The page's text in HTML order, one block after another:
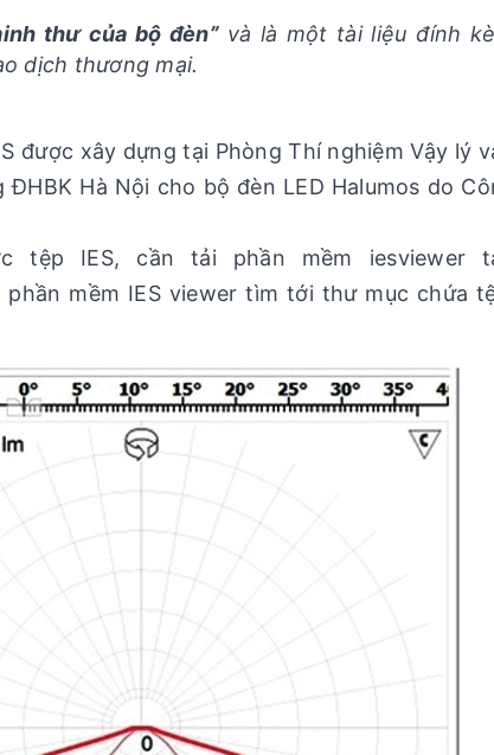
thư của bộ đèn”và là một tài liệu đính
dịch thương mại.
được xây dựng tại Phòng Thí nghiệm Vậy lý
Hà Nội cho bộ đèn LED Halumos do
tệp IES, cần tải phần mềm iesviewer
mềm IES viewer tìm tới thư mục chứa